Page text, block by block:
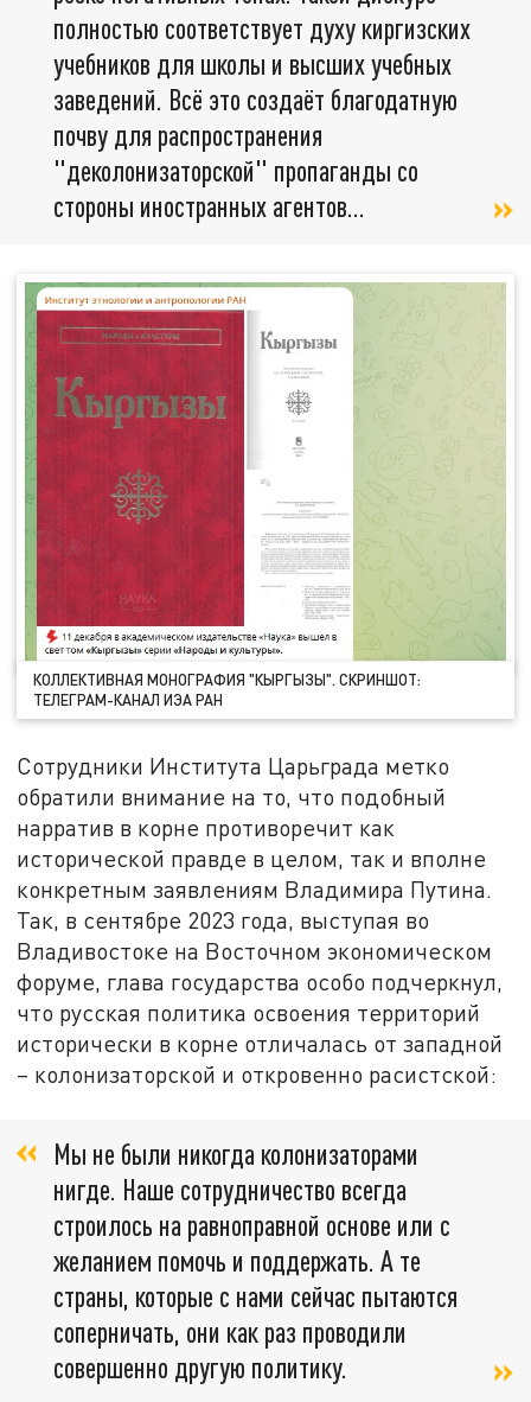
полностью соответствует духу киргизских
учебников для школы и высших учебных
заведений. Всё это создаёт благодатную
почву для распространения
"деколонизаторской" пропаганды со
стороны иностранных агентов...
КОЛЛЕКТИВНАЯ МОНОГРАФИЯ "КЫРГЫЗЫ". СКРИНШОТ:
ТЕЛЕГРАМ-КАНАЛ ИЭА РАН
Сотрудники Института Царьграда метко
обратили внимание на то, что подобный
нарратив в корне противоречит как
исторической правде в целом, так и вполне
конкретным заявлениям Владимира Путина.
Так, в сентябре 2023 года, выступая во
Владивостоке на Восточном экономическом
форуме, глава государства особо подчеркнул,
что русская политика освоения территорий
исторически в корне отличалась от западной
– колонизаторской и откровенно расистской:
Мы не были никогда колонизаторами
нигде. Наше сотрудничество всегда
строилось на равноправной основе или с
желанием помочь и поддержать. А те
страны, которые с нами сейчас пытаются
соперничать, они как раз проводили
совершенно другую политику.